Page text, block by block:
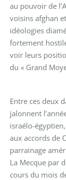
au pouvoir de
voisins afghan
idéologies
fortement
voir leurs
du « Grand
Entre ces deux
jalonnent
israélo-
aux accords de
parrainage
La Mecque par
cours du mois